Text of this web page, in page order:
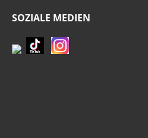
SOZIALE MEDIEN